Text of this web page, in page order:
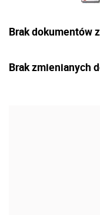
Brak dokumentów
Brak zmienianych